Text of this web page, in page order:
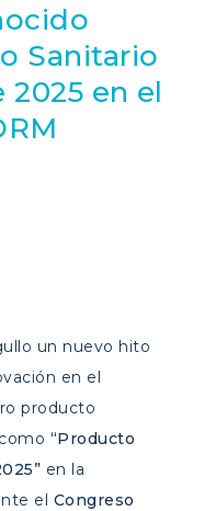
Sanitario
en el
un nuevo hito
en el
producto
“Producto
en la
el Congreso